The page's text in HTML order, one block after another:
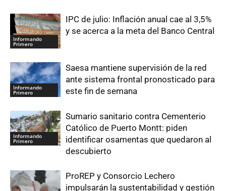
Informando
Primero
IPC de julio: Inflación anual cae al 3,5%
y se acerca a la meta del Banco Central
Informando
Primero
Saesa mantiene supervisión de la red
ante sistema frontal pronosticado para
este fin de semana
Informando
Primero
Sumario sanitario contra Cementerio
Católico de Puerto Montt: piden
identificar osamentas que quedaron al
descubierto
ProREP y Consorcio Lechero
impulsarán la sustentabilidad y gestión